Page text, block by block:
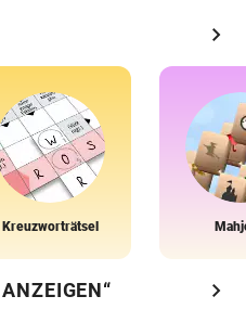
chevron_right
Kreuzworträtsel
chevron_right